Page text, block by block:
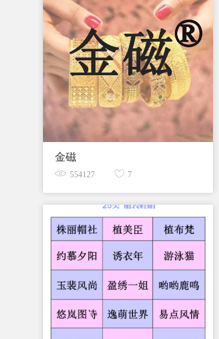
金磁
554127 7